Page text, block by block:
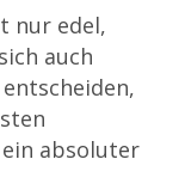
nur edel,
auch
absoluter